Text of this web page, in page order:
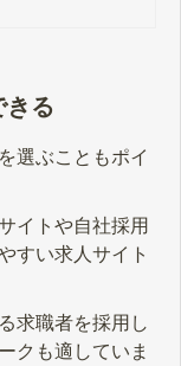
る
選ぶこともポイ
イトや自社採用
すい求人サイト
求職者を採用し
クも適していま